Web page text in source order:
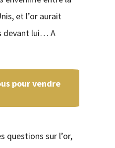
et l’or aurait
devant lui… A
pour vendre
questions sur l’or,